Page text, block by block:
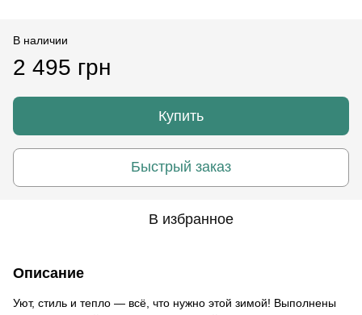
В наличии
2 495 грн
Купить
Быстрый заказ
В избранное
Описание
Уют, стиль и тепло — всё, что нужно этой зимой! Выполнены